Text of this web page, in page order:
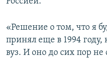
«Решение о том, что я
принял еще в 1994 году,
вуз. И оно до сих пор не